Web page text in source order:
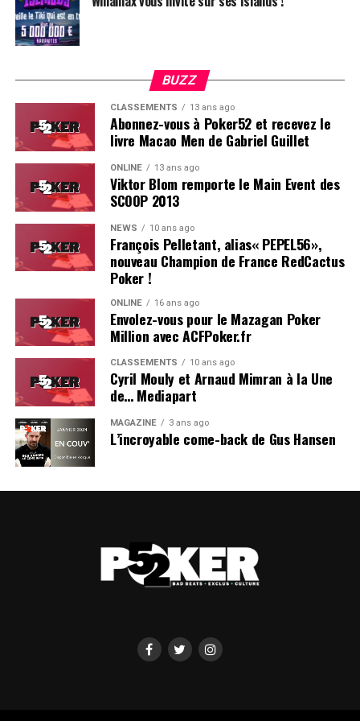
Soleau à gauche, sorti par Logghe au centre
BUZZ
CLASSEMENTS 13 ans ago
Abonnez-vous à Poker52 et recevez le
livre Macao Men de Gabriel Guillet
ONLINE 13 ans ago
Viktor Blom remporte le Main Event des
SCOOP 2013
NEWS 10 ans ago
François Pelletant, alias« PEPEL56»,
nouveau Champion de France RedCactus
Poker !
ONLINE 16 ans ago
Envolez-vous pour le Mazagan Poker
Million avec ACFPoker.fr
CLASSEMENTS 10 ans ago
Cyril Mouly et Arnaud Mimran à la Une
de… Mediapart
MAGAZINE 3 ans ago
L’incroyable come-back de Gus Hansen